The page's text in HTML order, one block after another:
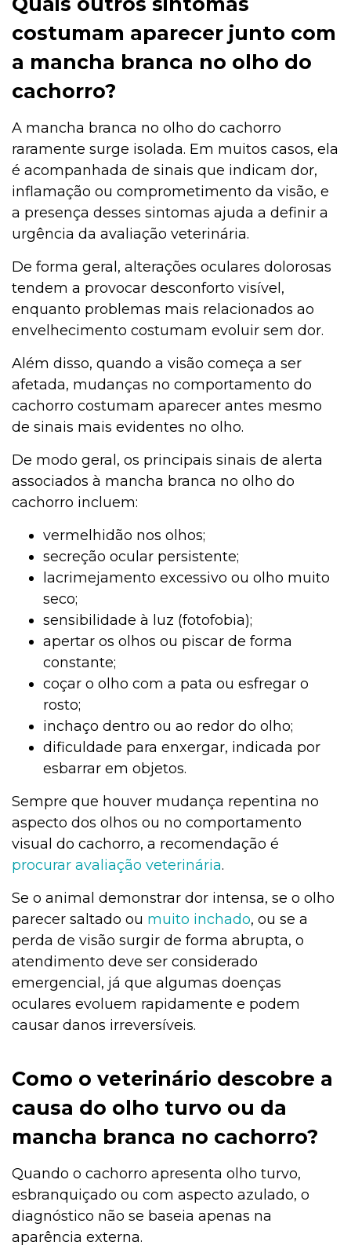
costumam aparecer junto com
a mancha branca no olho do
cachorro?
A mancha branca no olho do cachorro
raramente surge isolada. Em muitos casos, ela
é acompanhada de sinais que indicam dor,
inflamação ou comprometimento da visão, e
a presença desses sintomas ajuda a definir a
urgência da avaliação veterinária.
De forma geral, alterações oculares dolorosas
tendem a provocar desconforto visível,
enquanto problemas mais relacionados ao
envelhecimento costumam evoluir sem dor.
Além disso, quando a visão começa a ser
afetada, mudanças no comportamento do
cachorro costumam aparecer antes mesmo
de sinais mais evidentes no olho.
De modo geral, os principais sinais de alerta
associados à mancha branca no olho do
cachorro incluem:
vermelhidão nos olhos;
secreção ocular persistente;
lacrimejamento excessivo ou olho muito
seco;
sensibilidade à luz (fotofobia);
apertar os olhos ou piscar de forma
constante;
coçar o olho com a pata ou esfregar o
rosto;
inchaço dentro ou ao redor do olho;
dificuldade para enxergar, indicada por
esbarrar em objetos.
Sempre que houver mudança repentina no
aspecto dos olhos ou no comportamento
visual do cachorro, a recomendação é
procurar avaliação veterinária.
Se o animal demonstrar dor intensa, se o olho
parecer saltado ou muito inchado, ou se a
perda de visão surgir de forma abrupta, o
atendimento deve ser considerado
emergencial, já que algumas doenças
oculares evoluem rapidamente e podem
causar danos irreversíveis.
Como o veterinário descobre a
causa do olho turvo ou da
mancha branca no cachorro?
Quando o cachorro apresenta olho turvo,
esbranquiçado ou com aspecto azulado, o
diagnóstico não se baseia apenas na
aparência externa.